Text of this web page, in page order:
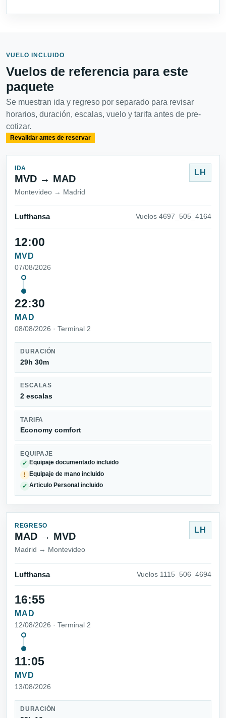
VUELO INCLUIDO
Vuelos de referencia para este
paquete
Se muestran ida y regreso por separado para revisar
horarios, duración, escalas, vuelo y tarifa antes de pre-
cotizar.
Revalidar antes de reservar
IDA
MVD → MAD
Montevideo → Madrid
LH
Lufthansa Vuelos 4697_505_4164
12:00
MVD
07/08/2026
22:30
MAD
08/08/2026 · Terminal 2
DURACIÓN
29h 30m
ESCALAS
2 escalas
TARIFA
Economy comfort
EQUIPAJE
✓ Equipaje documentado incluido
! Equipaje de mano incluido
✓ Articulo Personal incluido
REGRESO
MAD → MVD
Madrid → Montevideo
LH
Lufthansa Vuelos 1115_506_4694
16:55
MAD
12/08/2026 · Terminal 2
11:05
MVD
13/08/2026
DURACIÓN